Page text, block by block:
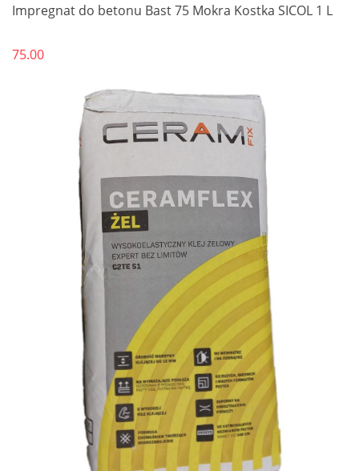
Impregnat do betonu Bast 75 Mokra Kostka SICOL 1 L
75.00